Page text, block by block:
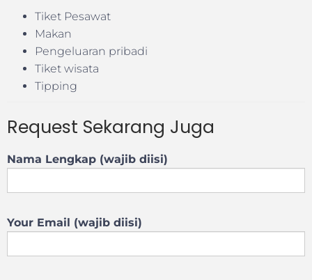
Tiket Pesawat
Makan
Pengeluaran pribadi
Tiket wisata
Tipping
Request Sekarang Juga
Nama Lengkap (wajib diisi)
Your Email (wajib diisi)